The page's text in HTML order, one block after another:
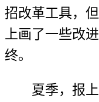
招改革工具，
上画了一些改
终。
夏季，报